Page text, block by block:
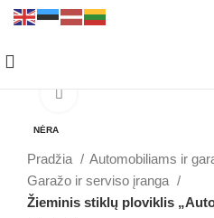
NĖRA
Pradžia
Automobiliams ir
Garažo ir serviso įranga
Žieminis stiklų ploviklis